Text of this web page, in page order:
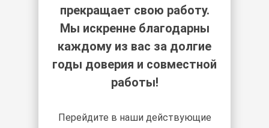
прекращает свою работу.
Мы искренне благодарны
каждому из вас за долгие
годы доверия и совместной
работы!
Перейдите в наши действующие